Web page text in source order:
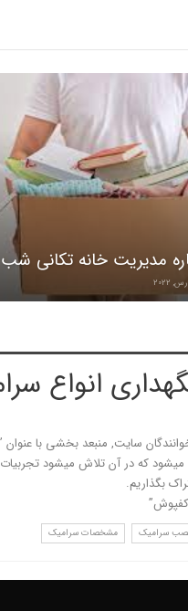
مدیریت خانه تکانی
انواع
سایت, منبعد بخشی با عنوان
که در آن تلاش میشود تجربیات
بگذاریم.
سرامیک مشخصات سرامیک